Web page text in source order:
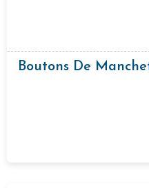
Boutons De